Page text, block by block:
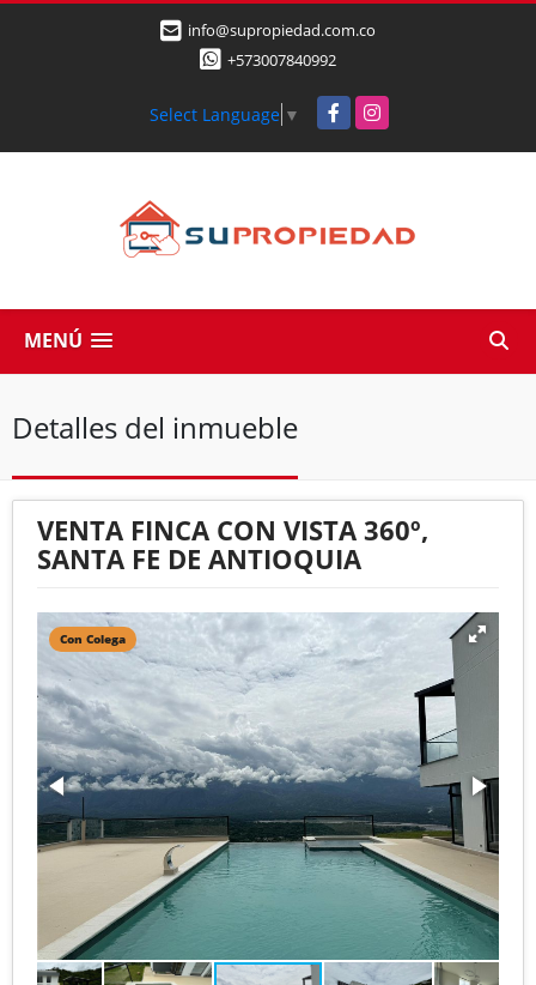
info@supropiedad.com.co
+573007840992
Select Language ▼ FacebookInstagram
MENÚ
Detalles del inmueble
VENTA FINCA CON VISTA 360º,
SANTA FE DE ANTIOQUIA
Con Colega